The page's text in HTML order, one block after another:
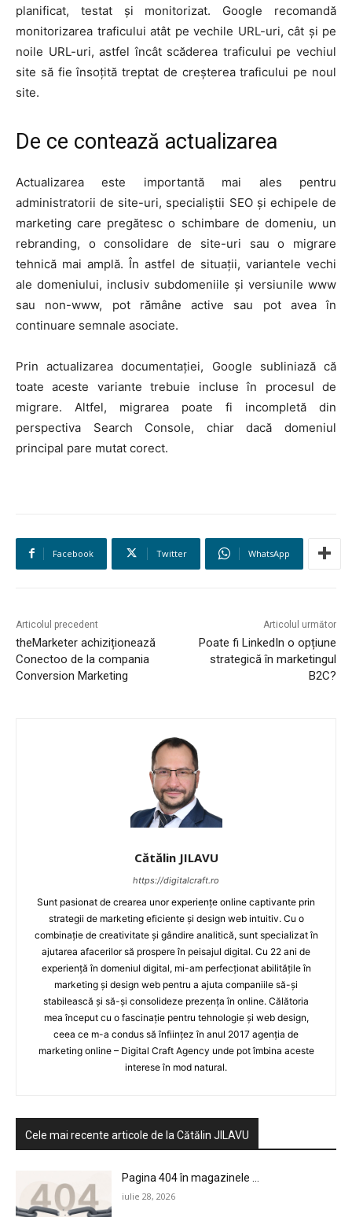
HOMEPAGE
EVENIMENTE
MARKETING
CONTACT
planificat, testat și monitorizat. Google recomandă
monitorizarea traficului atât pe vechile URL-uri, cât și pe
noile URL-uri, astfel încât scăderea traficului pe vechiul
site să fie însoțită treptat de creșterea traficului pe noul
site.
De ce contează actualizarea
Actualizarea este importantă mai ales pentru
administratorii de site-uri, specialiștii SEO și echipele de
marketing care pregătesc o schimbare de domeniu, un
rebranding, o consolidare de site-uri sau o migrare
tehnică mai amplă. În astfel de situații, variantele vechi
ale domeniului, inclusiv subdomeniile și versiunile www
sau non-www, pot rămâne active sau pot avea în
continuare semnale asociate.
Prin actualizarea documentației, Google subliniază că
toate aceste variante trebuie incluse în procesul de
migrare. Altfel, migrarea poate fi incompletă din
perspectiva Search Console, chiar dacă domeniul
principal pare mutat corect.
Facebook Twitter WhatsApp
Articolul precedent
theMarketer achiziționează
Conectoo de la compania
Conversion Marketing
Articolul următor
Poate fi LinkedIn o opțiune
strategică în marketingul
B2C?
Cătălin JILAVU
https://digitalcraft.ro
Sunt pasionat de crearea unor experiențe online captivante prin
strategii de marketing eficiente și design web intuitiv. Cu o
combinație de creativitate și gândire analitică, sunt specializat în
ajutarea afacerilor să prospere în peisajul digital. Cu 22 ani de
experiență în domeniul digital, mi-am perfecționat abilitățile în
marketing și design web pentru a ajuta companiile să-și
stabilească și să-și consolideze prezența în online. Călătoria
mea început cu o fascinație pentru tehnologie și web design,
ceea ce m-a condus să înființez în anul 2017 agenția de
marketing online – Digital Craft Agency unde pot îmbina aceste
interese în mod natural.
Cele mai recente articole de la Cătălin JILAVU
Pagina 404 în magazinele ...
iulie 28, 2026